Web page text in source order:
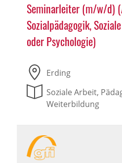
Seminarleiter (m/w/d)
Sozialpädagogik,
oder Psychologie)
Erding
Soziale Arbeit,
Weiterbildung